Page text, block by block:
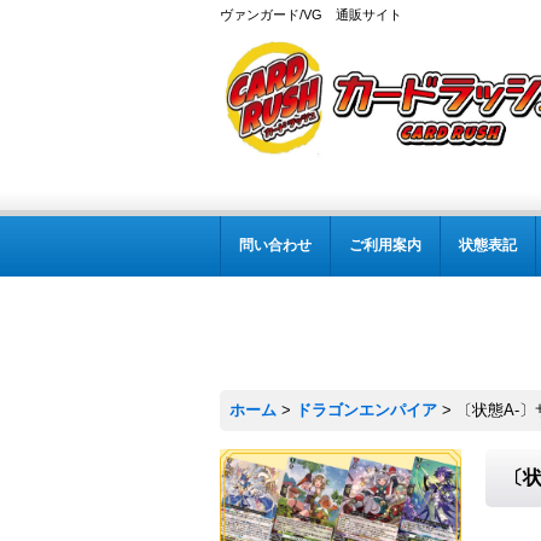
ヴァンガード/VG 通販サイト
問い合わせ ご利用案内 状態表記
ホーム > ドラゴンエンパイア > 〔状態A-
〔